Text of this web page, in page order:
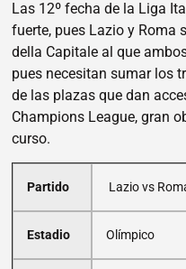
Las 12º fecha de la Liga
fuerte, pues Lazio y Roma
della Capitale al que
pues necesitan sumar los
de las plazas que dan
Champions League, gran
curso.
Partido
Estadio
Lazio vs
Olímpico